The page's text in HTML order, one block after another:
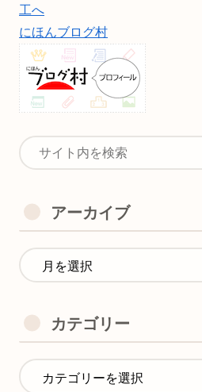
にほんブログ村
アーカイブ
カテゴリー